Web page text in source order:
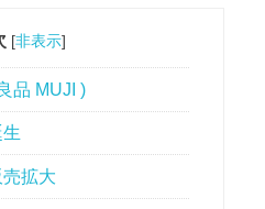
[非表示]
品 MUJI )
拡大